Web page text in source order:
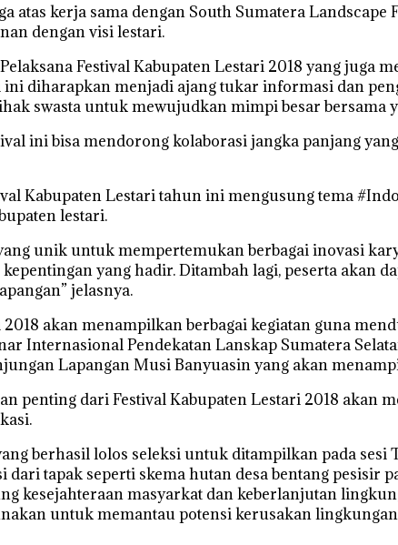
atas kerja sama dengan South Sumatera
dengan visi lestari.
Festival Kabupaten Lestari 2018 yang
ini diharapkan menjadi ajang tukar informasi dan
swasta untuk mewujudkan mimpi besar bersama
ini bisa mendorong kolaborasi jangka panjang
Kabupaten Lestari tahun ini mengusung tema
lestari.
unik untuk mempertemukan berbagai inovasi
yang hadir. Ditambah lagi, peserta
jelasnya.
2018 akan menampilkan berbagai kegiatan guna
Internasional Pendekatan Lanskap Sumatera
Lapangan Musi Banyuasin yang akan
penting dari Festival Kabupaten Lestari 2018 akan
berhasil lolos seleksi untuk ditampilkan pada
tapak seperti skema hutan desa bentang pesisir
kesejahteraan masyarkat dan keberlanjutan
untuk memantau potensi kerusakan